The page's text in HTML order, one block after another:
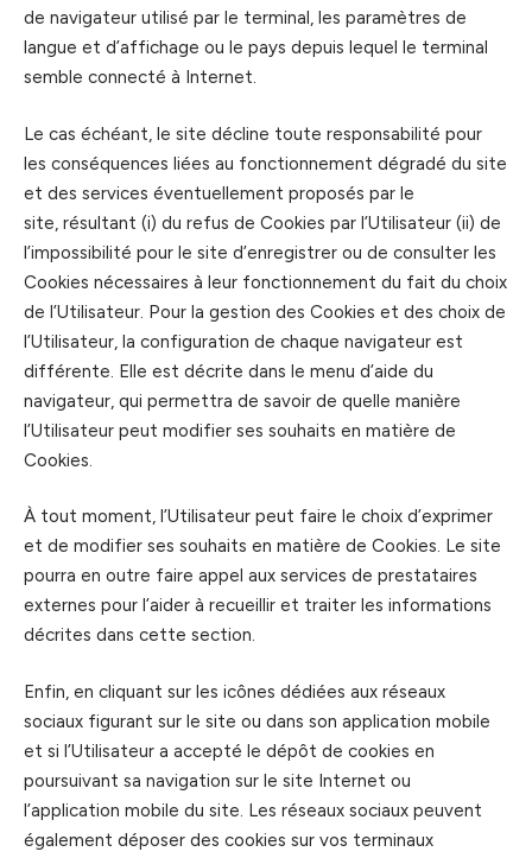
de navigateur utilisé par le terminal, les paramètres de
langue et d’affichage ou le pays depuis lequel le terminal
semble connecté à Internet.
Le cas échéant, le site décline toute responsabilité pour
les conséquences liées au fonctionnement dégradé du site
et des services éventuellement proposés par le
site, résultant (i) du refus de Cookies par l’Utilisateur (ii) de
l’impossibilité pour le site d’enregistrer ou de consulter les
Cookies nécessaires à leur fonctionnement du fait du choix
de l’Utilisateur. Pour la gestion des Cookies et des choix de
l’Utilisateur, la configuration de chaque navigateur est
différente. Elle est décrite dans le menu d’aide du
navigateur, qui permettra de savoir de quelle manière
l’Utilisateur peut modifier ses souhaits en matière de
Cookies.
À tout moment, l’Utilisateur peut faire le choix d’exprimer
et de modifier ses souhaits en matière de Cookies. Le site
pourra en outre faire appel aux services de prestataires
externes pour l’aider à recueillir et traiter les informations
décrites dans cette section.
Enfin, en cliquant sur les icônes dédiées aux réseaux
sociaux figurant sur le site ou dans son application mobile
et si l’Utilisateur a accepté le dépôt de cookies en
poursuivant sa navigation sur le site Internet ou
l’application mobile du site. Les réseaux sociaux peuvent
également déposer des cookies sur vos terminaux